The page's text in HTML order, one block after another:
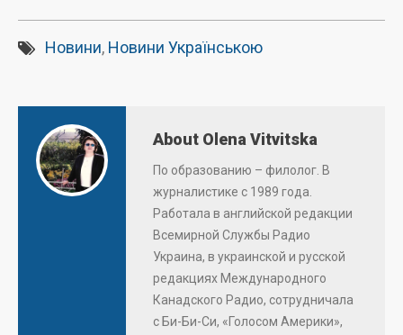
Новини, Новини Українською
About Olena Vitvitska
По образованию – филолог. В
журналистике с 1989 года.
Работала в английской редакции
Всемирной Службы Радио
Украина, в украинской и русской
редакциях Международного
Канадского Радио, сотрудничала
с Би-Би-Си, «Голосом Америки»,